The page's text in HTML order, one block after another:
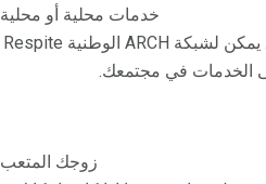
خدمات محلية أو محلية
توفر خدمات الراحة للمهنيين مشاهدة طفلك أثناء حصولك على ليلة أو في عطلة نهاية الأسبوع. يمكن لشبكة ARCH الوطنية Respite
زوجك المتعب